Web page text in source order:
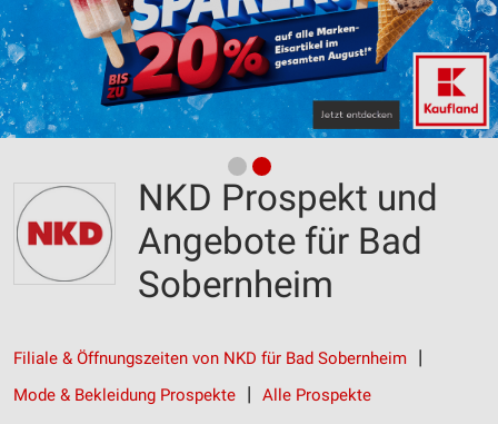
NKD Prospekt und
Angebote für Bad
Sobernheim
Filiale & Öffnungszeiten von NKD für Bad Sobernheim
Mode & Bekleidung Prospekte
Alle Prospekte